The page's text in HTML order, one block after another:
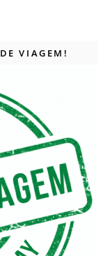
VIAGEM!